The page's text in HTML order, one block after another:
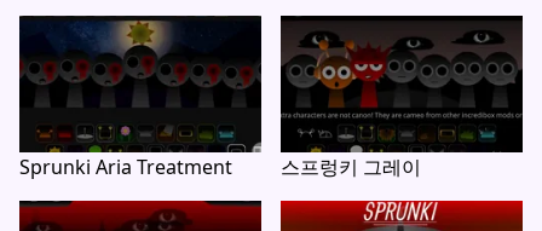
Sprunki Aria Treatment 스프렁키 그레이